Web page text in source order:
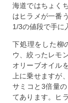
海道ではちょく
はヒラメが一番
1/3の値段で手に
下処理をした柳
ウ、絞ったレモ
オリーブオイル
上に乗せますが
サミコと3倍量
てあります。ヒ